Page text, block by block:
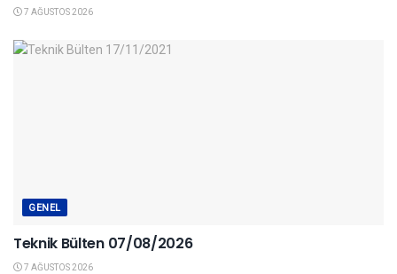
7 AĞUSTOS 2026
GENEL
Teknik Bülten 07/08/2026
7 AĞUSTOS 2026